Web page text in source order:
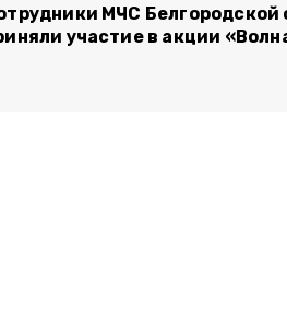
МЧС Белгородской
участие в акции